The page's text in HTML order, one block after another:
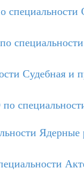
специальности
Судебная и
Ядерные